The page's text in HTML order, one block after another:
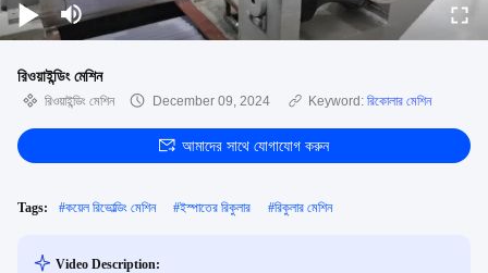
রিওয়াইন্ডিং মেশিন
রিওয়াইন্ডিং মেশিন December 09, 2024 Keyword: রিকোলার মেশিন
আমাদের সাথে যোগাযোগ করুন
Tags: #কয়েল রিভোল্ডিং মেশিন #ইস্পাতের রিকুলার #রিকুলার মেশিন
Video Description: